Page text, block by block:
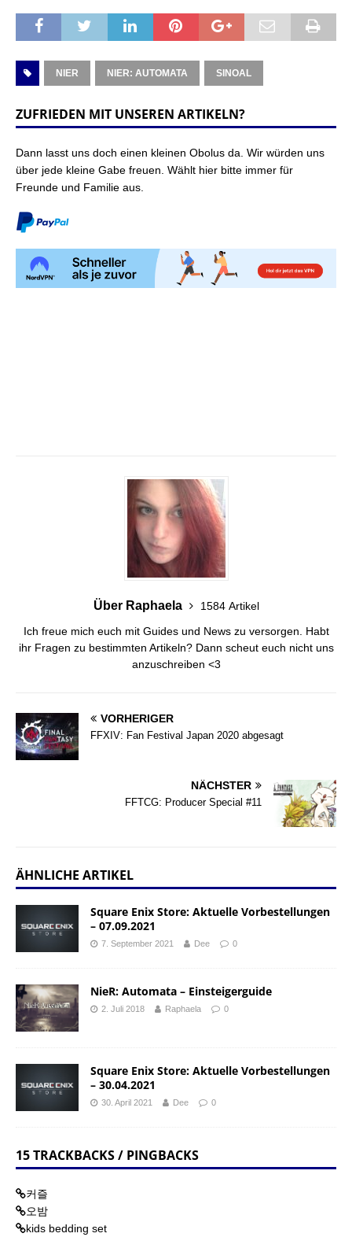
NIER NIER: AUTOMATA SINOAL
ZUFRIEDEN MIT UNSEREN ARTIKELN?
Dann lasst uns doch einen kleinen Obolus da. Wir würden uns
über jede kleine Gabe freuen. Wählt hier bitte immer für
Freunde und Familie aus.
Über Raphaela
1584 Artikel
Ich freue mich euch mit Guides und News zu versorgen. Habt
ihr Fragen zu bestimmten Artikeln? Dann scheut euch nicht uns
anzuschreiben <3
VORHERIGER
FFXIV: Fan Festival Japan 2020 abgesagt
NÄCHSTER
FFTCG: Producer Special #11
ÄHNLICHE ARTIKEL
Square Enix Store: Aktuelle Vorbestellungen
– 07.09.2021
7. September 2021 Dee 0
NieR: Automata – Einsteigerguide
2. Juli 2018 Raphaela 0
Square Enix Store: Aktuelle Vorbestellungen
– 30.04.2021
30. April 2021 Dee 0
15 TRACKBACKS / PINGBACKS
커즐
오밤
kids bedding set